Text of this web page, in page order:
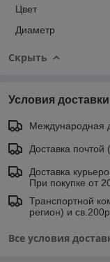
Цвет
Диаметр
Скрыть
Условия доставки
Международная
Доставка почтой
Доставка
При покупке от
Транспортной
регион) и
Все условия